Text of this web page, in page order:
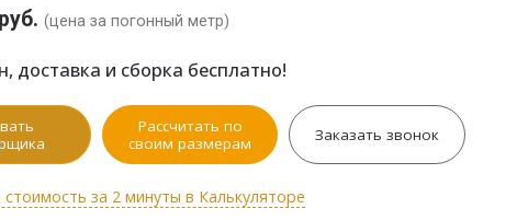
(цена за погонный метр)
доставка и сборка бесплатно!
Рассчитать по
своим размерам
Заказать звонок
стоимость за 2 минуты в Калькуляторе